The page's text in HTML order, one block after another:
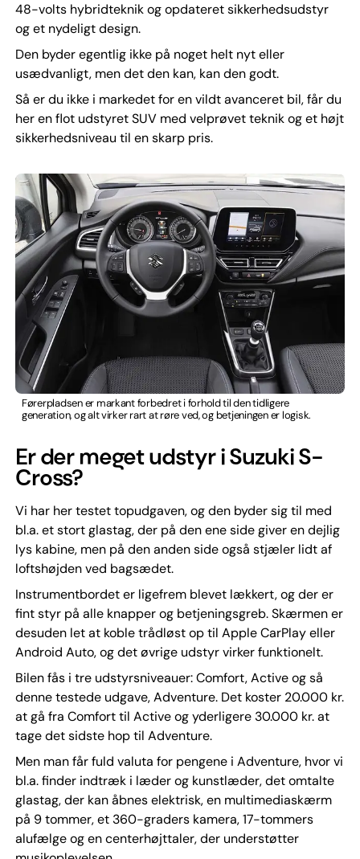
48-volts hybridteknik og opdateret sikkerhedsudstyr
og et nydeligt design.
Den byder egentlig ikke på noget helt nyt eller
usædvanligt, men det den kan, kan den godt.
Så er du ikke i markedet for en vildt avanceret bil, får du
her en flot udstyret SUV med velprøvet teknik og et højt
sikkerhedsniveau til en skarp pris.
Førerpladsen er markant forbedret i forhold til den tidligere
generation, og alt virker rart at røre ved, og betjeningen er logisk.
Er der meget udstyr i Suzuki S-
Cross?
Vi har her testet topudgaven, og den byder sig til med
bl.a. et stort glastag, der på den ene side giver en dejlig
lys kabine, men på den anden side også stjæler lidt af
loftshøjden ved bagsædet.
Instrumentbordet er ligefrem blevet lækkert, og der er
fint styr på alle knapper og betjeningsgreb. Skærmen er
desuden let at koble trådløst op til Apple CarPlay eller
Android Auto, og det øvrige udstyr virker funktionelt.
Bilen fås i tre udstyrsniveauer: Comfort, Active og så
denne testede udgave, Adventure. Det koster 20.000 kr.
at gå fra Comfort til Active og yderligere 30.000 kr. at
tage det sidste hop til Adventure.
Men man får fuld valuta for pengene i Adventure, hvor vi
bl.a. finder indtræk i læder og kunstlæder, det omtalte
glastag, der kan åbnes elektrisk, en multimediaskærm
på 9 tommer, et 360-graders kamera, 17-tommers
alufælge og en centerhøjttaler, der understøtter